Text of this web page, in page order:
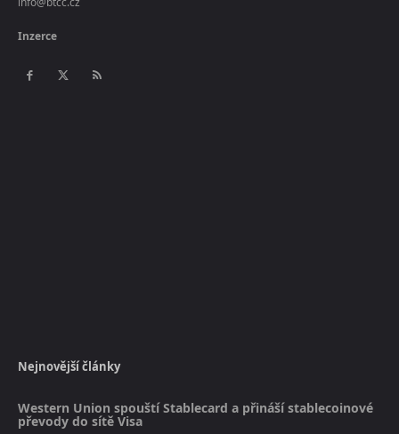
Inzerce
Nejnovější články
Western Union spouští Stablecard a přináší stablecoinové
převody do sítě Visa